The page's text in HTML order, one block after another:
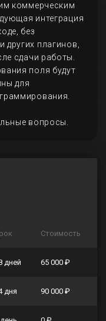
коммерческим
интеграция
без
плагинов,
сдачи работы.
поля будут
для
вопросы.
Стоимость
дней 65 000 ₽
дня 90 000 ₽